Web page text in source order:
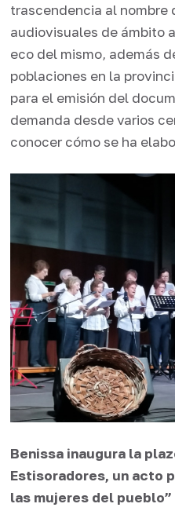
trascendencia al nombre
audiovisuales de ámbito
eco del mismo, además
poblaciones en la
para el emisión del
demanda desde varios
conocer cómo se ha
Benissa inaugura la
Estisoradores, un acto
las mujeres del pueblo”